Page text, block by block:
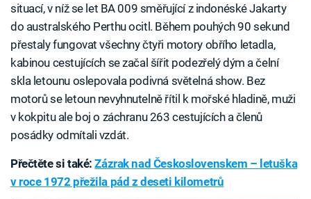
situací, v níž se let BA 009 směřující z indonéské Jakarty
do australského Perthu ocitl. Během pouhých 90 sekund
přestaly fungovat všechny čtyři motory obřího letadla,
kabinou cestujících se začal šířit podezřelý dým a čelní
skla letounu oslepovala podivná světelná show. Bez
motorů se letoun nevyhnutelně řítil k mořské hladině, muži
v kokpitu ale boj o záchranu 263 cestujících a členů
posádky odmítali vzdát.
Přečtěte si také:Zázrak nad Československem – letuška
v roce 1972 přežila pád z deseti kilometrů